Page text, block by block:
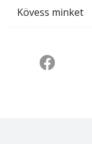
Kövess minket